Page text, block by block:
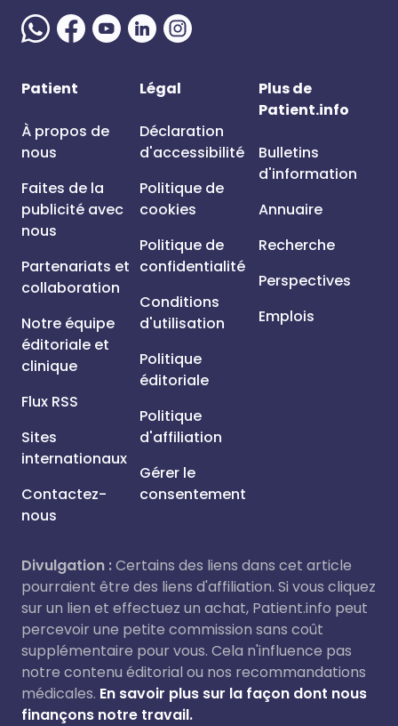
Patient
À propos de
nous
Faites de la
publicité avec
nous
Partenariats et
collaboration
Notre équipe
éditoriale et
clinique
Flux RSS
Sites
internationaux
Contactez-
nous
Légal
Déclaration
d'accessibilité
Politique de
cookies
Politique de
confidentialité
Conditions
d'utilisation
Politique
éditoriale
Politique
d'affiliation
Gérer le
consentement
Plus de
Patient.info
Bulletins
d'information
Annuaire
Recherche
Perspectives
Emplois
Divulgation :Certains des liens dans cet article
pourraient être des liens d'affiliation. Si vous cliquez
sur un lien et effectuez un achat, Patient.info peut
percevoir une petite commission sans coût
supplémentaire pour vous. Cela n'influence pas
notre contenu éditorial ou nos recommandations
médicales. En savoir plus sur la façon dont nous
finançons notre travail.